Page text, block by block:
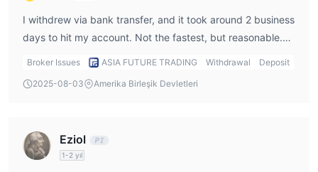
açabilirsiniz ve komisyonlar sadece hisse senetleri ve ETF
CFD'leri için alınmaktadır.
Ancak, broker hesapları ve alım satım koşulları hakkında çok
fazla bilgi açıklamamakta olup, gerçek alım satımdan önce
dikkatli olmalı ve deneyim seviyelerine en uygun ürünü seçerek
büyük kayıplardan kaçınmalıdır.
I withdrew via bank transfer, and it took around 2 business
days to hit my account. Not the fastest, but reasonable.
Their support was responsive when I followed up.
Broker Issues ASIA FUTURE TRADING Withdrawal
Deposit
2025-08-03
Amerika Birleşik Devletleri
Eziol
1-2 yıl